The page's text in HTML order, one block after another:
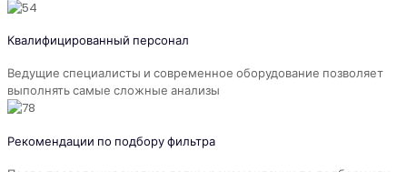
Квалифицированный персонал
Ведущие специалисты и современное оборудование позволяет
выполнять самые сложные анализы
Рекомендации по подбору фильтра